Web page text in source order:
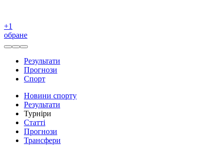
+1
обране
Результати
Прогнози
Спорт
Новини спорту
Результати
Турніри
Статті
Прогнози
Трансфери